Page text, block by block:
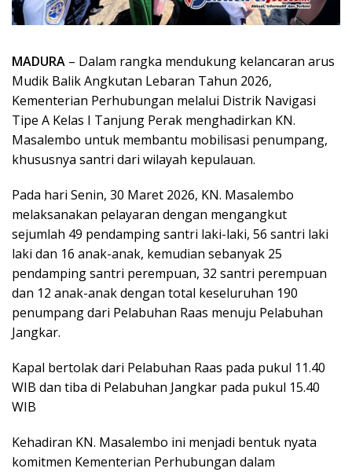
MADURA – Dalam rangka mendukung kelancaran arus
Mudik Balik Angkutan Lebaran Tahun 2026,
Kementerian Perhubungan melalui Distrik Navigasi
Tipe A Kelas I Tanjung Perak menghadirkan KN.
Masalembo untuk membantu mobilisasi penumpang,
khususnya santri dari wilayah kepulauan.
Pada hari Senin, 30 Maret 2026, KN. Masalembo
melaksanakan pelayaran dengan mengangkut
sejumlah 49 pendamping santri laki-laki, 56 santri laki
laki dan 16 anak-anak, kemudian sebanyak 25
pendamping santri perempuan, 32 santri perempuan
dan 12 anak-anak dengan total keseluruhan 190
penumpang dari Pelabuhan Raas menuju Pelabuhan
Jangkar.
Kapal bertolak dari Pelabuhan Raas pada pukul 11.40
WIB dan tiba di Pelabuhan Jangkar pada pukul 15.40
WIB
Kehadiran KN. Masalembo ini menjadi bentuk nyata
komitmen Kementerian Perhubungan dalam